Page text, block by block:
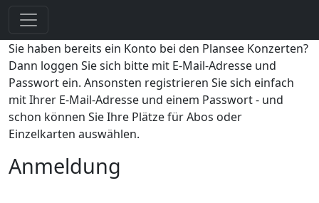
Sie haben bereits ein Konto bei den Plansee Konzerten?
Dann loggen Sie sich bitte mit E-Mail-Adresse und
Passwort ein. Ansonsten registrieren Sie sich einfach
mit Ihrer E-Mail-Adresse und einem Passwort - und
schon können Sie Ihre Plätze für Abos oder
Einzelkarten auswählen.
Anmeldung